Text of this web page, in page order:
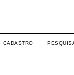
CADASTRO